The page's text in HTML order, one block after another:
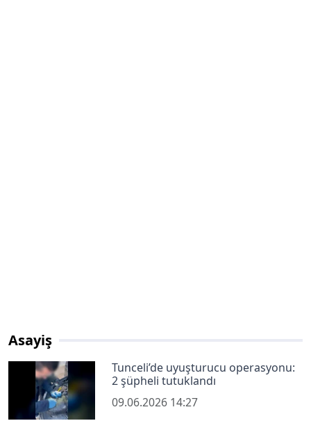
Asayiş
Tunceli’de uyuşturucu operasyonu:
2 şüpheli tutuklandı
09.06.2026 14:27